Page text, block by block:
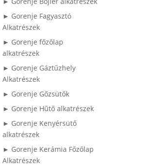
► Gorenje Fagyasztó
Alkatrészek
► Gorenje főzőlap
alkatrészek
► Gorenje Gáztűzhely
Alkatrészek
► Gorenje Gőzsütők
► Gorenje Hűtő alkatrészek
► Gorenje Kenyérsütő
alkatrészek
► Gorenje Kerámia Főzőlap
Alkatrészek